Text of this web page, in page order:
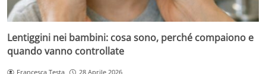
Lentiggini nei bambini: cosa sono, perché compaiono e
quando vanno controllate
Francesca Testa 28 Aprile 2026